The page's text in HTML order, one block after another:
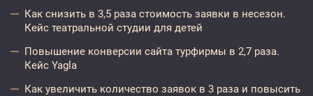
Как снизить в 3,5 раза стоимость заявки в несезон.
Кейс театральной студии для детей
Повышение конверсии сайта турфирмы в 2,7 раза.
Кейс Yagla
Как увеличить количество заявок в 3 раза и повысить